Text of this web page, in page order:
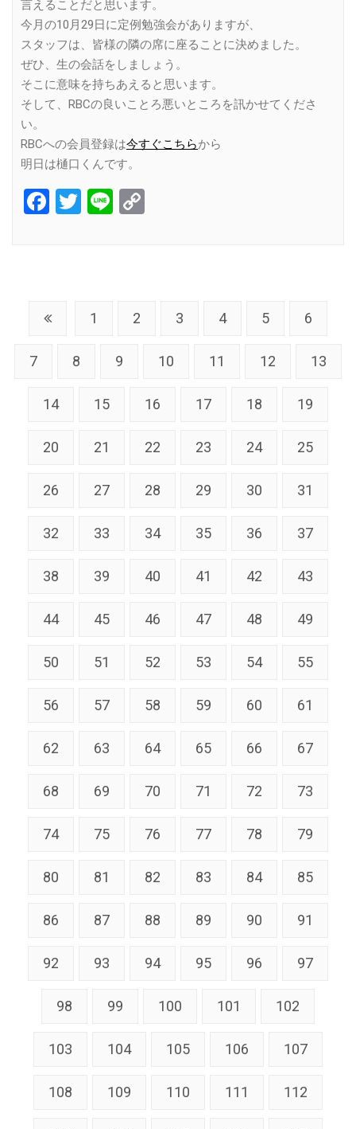
言えることだと思います。
今月の10月29日に定例勉強会がありますが、
スタッフは、皆様の隣の席に座ることに決めました。
ぜひ、生の会話をしましょう。
そこに意味を持ちあえると思います。
そして、RBCの良いことろ悪いところを訊かせてくださ
い。
RBCへの会員登録は今すぐこちらから
明日は樋口くんです。
Facebook
Twitter
Line
1 2 3 4 5 6
7 8 9 10 11 12 13
14 15 16 17 18 19
20 21 22 23 24 25
26 27 28 29 30 31
32 33 34 35 36 37
38 39 40 41 42 43
44 45 46 47 48 49
50 51 52 53 54 55
56 57 58 59 60 61
62 63 64 65 66 67
68 69 70 71 72 73
74 75 76 77 78 79
80 81 82 83 84 85
86 87 88 89 90 91
92 93 94 95 96 97
98 99 100 101 102
103 104 105 106 107
108 109 110 111 112